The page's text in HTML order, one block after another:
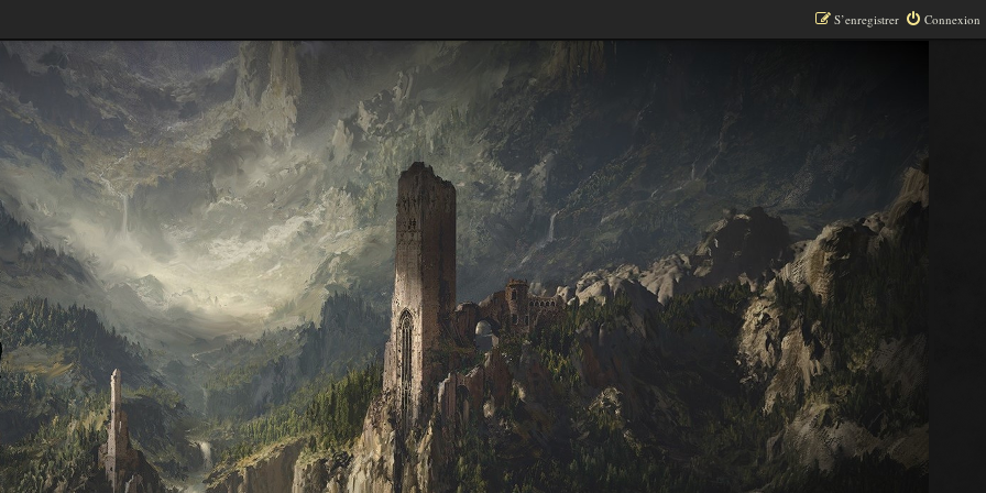
Connexion
S’enregistrer